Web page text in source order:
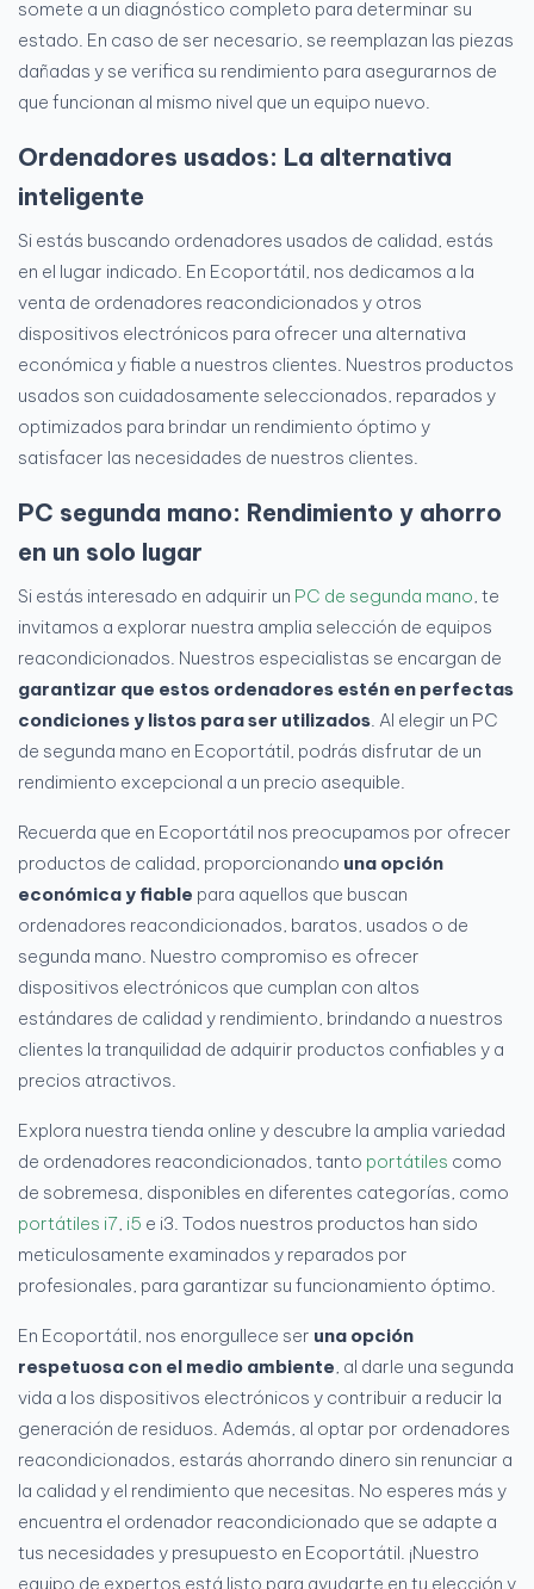
somete a un diagnóstico completo para determinar su
estado. En caso de ser necesario, se reemplazan las piezas
dañadas y se verifica su rendimiento para asegurarnos de
que funcionan al mismo nivel que un equipo nuevo.
Ordenadores usados: La alternativa
inteligente
Si estás buscando ordenadores usados de calidad, estás
en el lugar indicado. En Ecoportátil, nos dedicamos a la
venta de ordenadores reacondicionados y otros
dispositivos electrónicos para ofrecer una alternativa
económica y fiable a nuestros clientes. Nuestros productos
usados son cuidadosamente seleccionados, reparados y
optimizados para brindar un rendimiento óptimo y
satisfacer las necesidades de nuestros clientes.
PC segunda mano: Rendimiento y ahorro
en un solo lugar
Si estás interesado en adquirir un PC de segunda mano, te
invitamos a explorar nuestra amplia selección de equipos
reacondicionados. Nuestros especialistas se encargan de
garantizar que estos ordenadores estén en perfectas
condiciones y listos para ser utilizados. Al elegir un PC
de segunda mano en Ecoportátil, podrás disfrutar de un
rendimiento excepcional a un precio asequible.
Recuerda que en Ecoportátil nos preocupamos por ofrecer
productos de calidad, proporcionando una opción
económica y fiable para aquellos que buscan
ordenadores reacondicionados, baratos, usados o de
segunda mano. Nuestro compromiso es ofrecer
dispositivos electrónicos que cumplan con altos
estándares de calidad y rendimiento, brindando a nuestros
clientes la tranquilidad de adquirir productos confiables y a
precios atractivos.
Explora nuestra tienda online y descubre la amplia variedad
de ordenadores reacondicionados, tanto portátiles como
de sobremesa, disponibles en diferentes categorías, como
portátiles i7, i5 e i3. Todos nuestros productos han sido
meticulosamente examinados y reparados por
profesionales, para garantizar su funcionamiento óptimo.
En Ecoportátil, nos enorgullece ser una opción
respetuosa con el medio ambiente, al darle una segunda
vida a los dispositivos electrónicos y contribuir a reducir la
generación de residuos. Además, al optar por ordenadores
reacondicionados, estarás ahorrando dinero sin renunciar a
la calidad y el rendimiento que necesitas. No esperes más y
encuentra el ordenador reacondicionado que se adapte a
tus necesidades y presupuesto en Ecoportátil. ¡Nuestro
equipo de expertos está listo para ayudarte en tu elección y